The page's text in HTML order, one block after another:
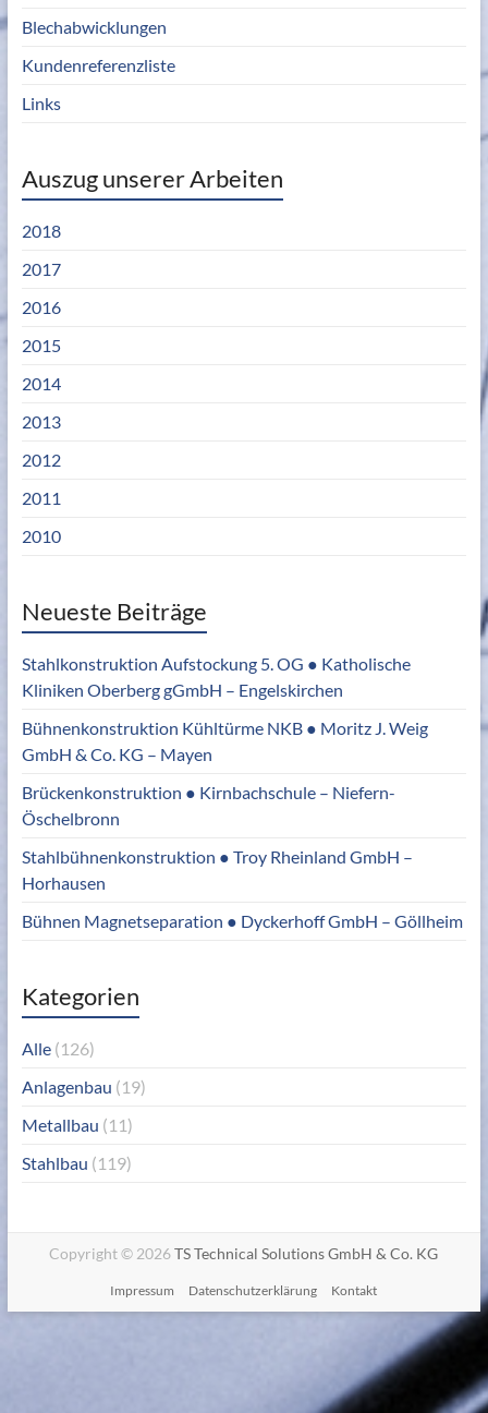
Blechabwicklungen
Kundenreferenzliste
Links
Auszug unserer Arbeiten
2018
2017
2016
2015
2014
2013
2012
2011
2010
Neueste Beiträge
Stahlkonstruktion Aufstockung 5. OG ● Katholische
Kliniken Oberberg gGmbH – Engelskirchen
Bühnenkonstruktion Kühltürme NKB ● Moritz J. Weig
GmbH & Co. KG – Mayen
Brückenkonstruktion ● Kirnbachschule – Niefern-
Öschelbronn
Stahlbühnenkonstruktion ● Troy Rheinland GmbH –
Horhausen
Bühnen Magnetseparation ● Dyckerhoff GmbH – Göllheim
Kategorien
Alle(126)
Anlagenbau (19)
Metallbau (11)
Stahlbau (119)
Copyright © 2026TS Technical Solutions GmbH & Co. KG
Impressum Datenschutzerklärung Kontakt